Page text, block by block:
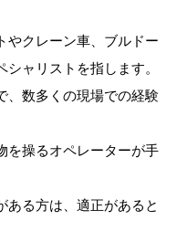
やクレーン車、ブルドー
ャリストを指します。
、数多くの現場での経験
を操るオペレーターが手
ある方は、適正があると